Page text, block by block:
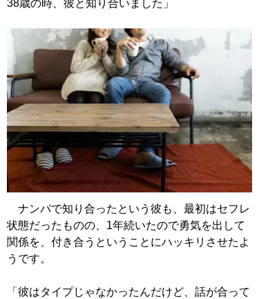
38歳の時、彼と知り合いました」
ナンパで知り合ったという彼も、最初はセフレ
状態だったものの、1年続いたので勇気を出して
関係を、付き合うということにハッキリさせたよ
うです。
「彼はタイプじゃなかったんだけど、話が合って